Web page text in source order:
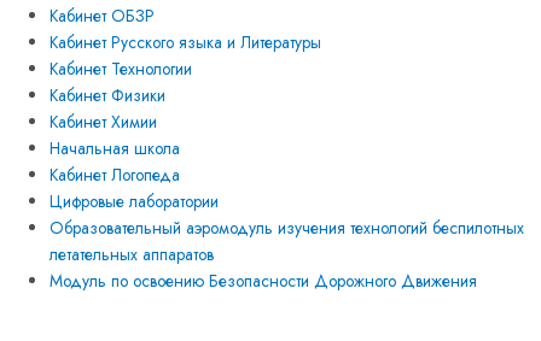
Кабинет ОБЗР
Кабинет Русского языка и Литературы
Кабинет Технологии
Кабинет Физики
Кабинет Химии
Начальная школа
Кабинет Логопеда
Цифровые лаборатории
Образовательный аэромодуль изучения технологий беспилотных
летательных аппаратов
Модуль по освоению Безопасности Дорожного Движения